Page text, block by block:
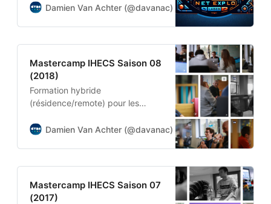
pour les étudiants en Master 1
Damien Van Achter (@davanac) Damien Van Achter
Mastercamp IHECS Saison 08
(2018)
Formation hybride
(résidence/remote) pour les
Journalisme, Marketing, Relations
Damien Van Achter (@davanac) Damien Van Achter
Mastercamp IHECS Saison 07
(2017)